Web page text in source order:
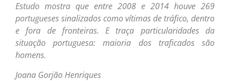
Estudo mostra que entre 2008 e 2014 houve 269
portugueses sinalizados como vítimas de tráfico, dentro
e fora de fronteiras. E traça particularidades da
situação portuguesa: maioria dos traficados são
homens.
Joana Gorjão Henriques